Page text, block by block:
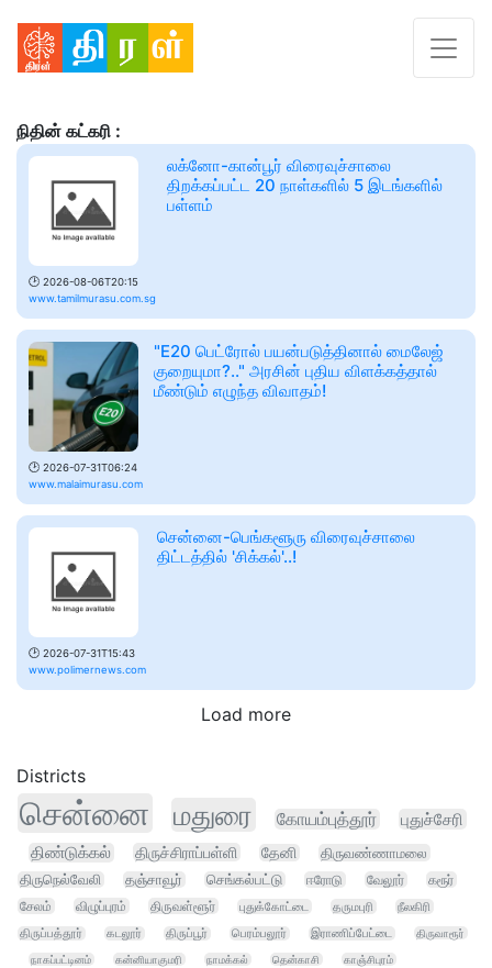
நிதின் கட்கரி :
🕑 2026-08-06T20:15
www.tamilmurasu.com.sg
லக்னோ-கான்பூர் விரைவுச்சாலை
திறக்கப்பட்ட 20 நாள்களில் 5 இடங்களில்
பள்ளம்
🕑 2026-07-31T06:24
www.malaimurasu.com
"E20 பெட்ரோல் பயன்படுத்தினால் மைலேஜ்
குறையுமா?.." அரசின் புதிய விளக்கத்தால்
மீண்டும் எழுந்த விவாதம்!
🕑 2026-07-31T15:43
www.polimernews.com
சென்னை-பெங்களூரு விரைவுச்சாலை
திட்டத்தில் 'சிக்கல்'..!
Load more
Districts
சென்னை மதுரை கோயம்புத்தூர் புதுச்சேரி
திண்டுக்கல் திருச்சிராப்பள்ளி தேனி திருவண்ணாமலை
திருநெல்வேலி தஞ்சாவூர் செங்கல்பட்டு ஈரோடு வேலூர்
கரூர்
சேலம்
விழுப்புரம் திருவள்ளூர் புதுக்கோட்டை தருமபுரி நீலகிரி
திருப்பத்தூர் கடலூர் திருப்பூர் பெரம்பலூர் இராணிப்பேட்டை
திருவாரூர்
நாகப்பட்டினம்
கன்னியாகுமரி நாமக்கல் தென்காசி காஞ்சிபுரம்